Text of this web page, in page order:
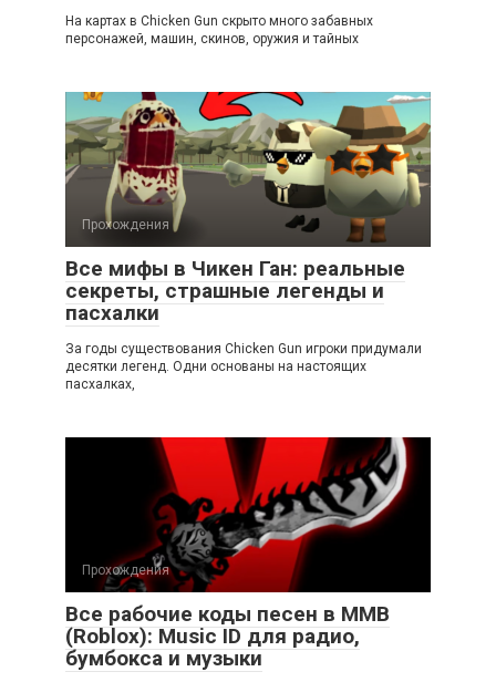
На картах в Chicken Gun скрыто много забавных
персонажей, машин, скинов, оружия и тайных
Прохождения
Все мифы в Чикен Ган: реальные
секреты, страшные легенды и
пасхалки
За годы существования Chicken Gun игроки придумали
десятки легенд. Одни основаны на настоящих
пасхалках,
Прохождения
Все рабочие коды песен в ММВ
(Roblox): Music ID для радио,
бумбокса и музыки